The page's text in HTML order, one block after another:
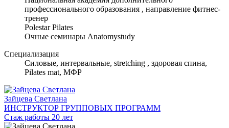
профессионального образования , направление фитнес-
тренер
Polestar Pilates
Очные семинары Anatomystudy
Специализация
Cиловые, интервальные, stretching , здоровая спина,
Pilates mat, МФР
Зайцева Светлана
ИНСТРУКТОР ГРУППОВЫХ ПРОГРАММ
Стаж работы 20 лет